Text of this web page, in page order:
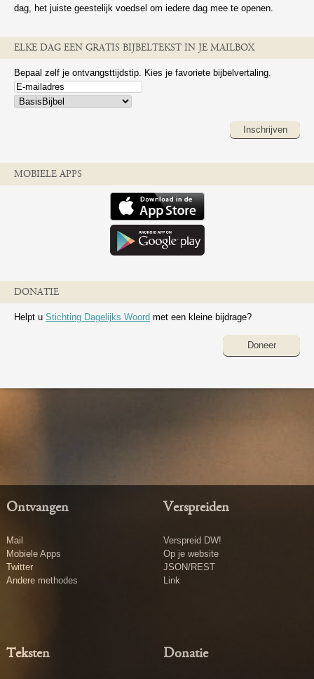
dag, het juiste geestelijk voedsel om iedere dag mee te openen.
ELKE DAG EEN GRATIS BIJBELTEKST IN JE MAILBOX
Bepaal zelf je ontvangsttijdstip. Kies je favoriete bijbelvertaling.
Inschrijven
MOBIELE APPS
DONATIE
Helpt u Stichting Dagelijks Woord met een kleine bijdrage?
Doneer
Ontvangen
Mail
Mobiele Apps
Twitter
Andere methodes
Verspreiden
Verspreid DW!
Op je website
JSON/REST
Link
Teksten Donatie